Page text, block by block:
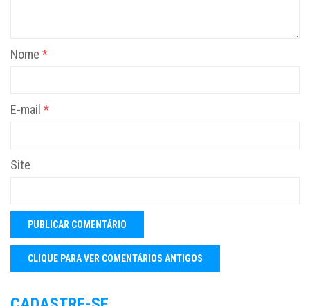
Nome *
E-mail *
Site